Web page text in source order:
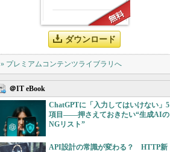
ダウンロード
» プレミアムコンテンツライブラリへ
＠IT eBook
ChatGPTに「入力してはいけない」5
項目――押さえておきたい“生成AIの
NGリスト”
API設計の常識が変わる？ HTTP新